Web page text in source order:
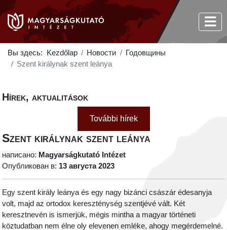
Вы здесь: Kezdőlap Новости
Годовщины
Szent királynak szent leánya
Hírek, aktualitások
További hírek
Szent királynak szent leánya
написано: Magyarságkutató Intézet
Опубликован в: 13 августа 2023
Egy szent király leánya és egy nagy bizánci császár édesanyja
volt, majd az ortodox kereszténység szentjévé vált. Két
keresztnevén is ismerjük, mégis mintha a magyar történeti
köztudatban nem élne oly elevenen emléke, ahogy megérdemelné.